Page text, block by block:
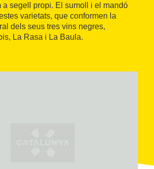
a segell propi. El sumoll i el mandó
varietats, que conformen la
dels seus tres vins negres,
La Rasa i La Baula.